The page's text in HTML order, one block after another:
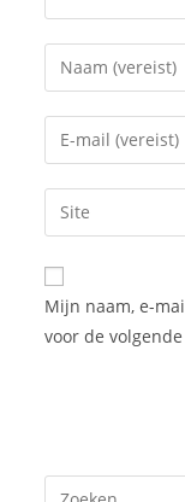
Mijn naam, e-
voor de